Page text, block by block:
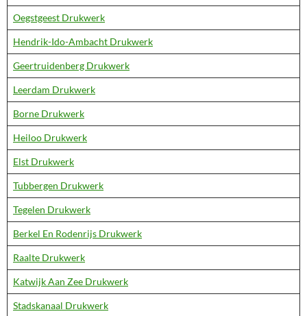
Oegstgeest Drukwerk
Hendrik-Ido-Ambacht Drukwerk
Geertruidenberg Drukwerk
Leerdam Drukwerk
Borne Drukwerk
Heiloo Drukwerk
Elst Drukwerk
Tubbergen Drukwerk
Tegelen Drukwerk
Berkel En Rodenrijs Drukwerk
Raalte Drukwerk
Katwijk Aan Zee Drukwerk
Stadskanaal Drukwerk